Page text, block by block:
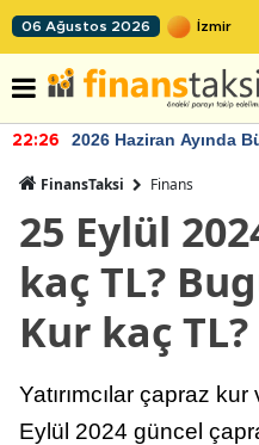
06 Ağustos 2026
22:26 2026 Haziran Ayında
FinansTaksi Finans
25 Eylül
kaç TL?
Kur kaç TL?
Yatırımcılar çapraz
Eylül 2024 güncel